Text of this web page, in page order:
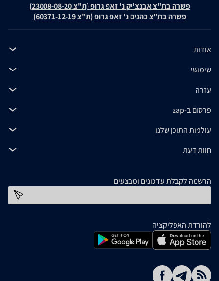
פשרה בת"צ אבנצ'יק נ' זאפ גרופ (ת"צ 23008-08-20)
פשרה בת"צ כהנים נ' זאפ גרופ (ת"צ 60371-12-19)
אודות
שימושי
עזרה
פרסום ב-zap
עולמות התוכן שלנו
חוות דעת
הרשמה לקבלת עדכונים ומבצעים
להורדת האפליקציה